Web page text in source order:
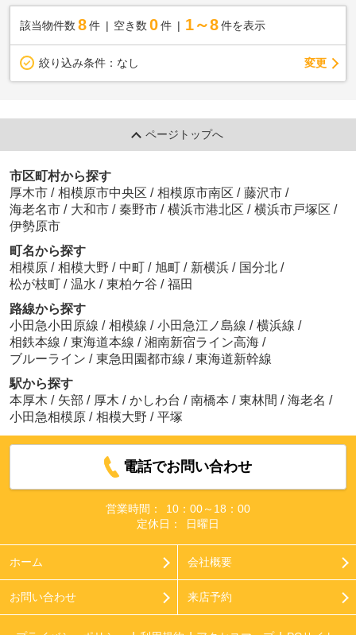
該当物件数 8件 空き数 0 件 1～8 件を表示
絞り込み条件： なし 変更
ページトップへ
市区町村から探す
厚木市 / 相模原市中央区 / 相模原市南区 / 藤沢市 /
海老名市 / 大和市 / 秦野市 / 横浜市港北区 / 横浜市戸塚区 /
伊勢原市
町名から探す
相模原 / 相模大野 / 中町 / 旭町 / 新横浜 / 国分北 /
松が枝町 / 温水 / 東柏ケ谷 / 福田
路線から探す
小田急小田原線 / 相模線 / 小田急江ノ島線 / 横浜線 /
相鉄本線 / 東海道本線 / 湘南新宿ライン高海 /
ブルーライン / 東急田園都市線 / 東海道新幹線
駅から探す
本厚木 / 矢部 / 厚木 / かしわ台 / 南橋本 / 東林間 / 海老名 /
小田急相模原 / 相模大野 / 平塚
電話でお問い合わせ
営業時間：
10：00～18：00
定休日：
日曜日
ホーム 会社概要
お問い合わせ 来店予約